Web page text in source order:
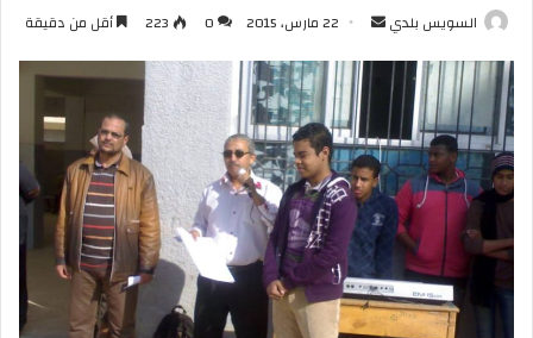
السويس بلدي
أرسل
إلكترونيا
22 مارس، 2015 0
223 أقل من دقيقة